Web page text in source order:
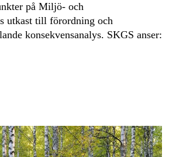
på Miljö- och
utkast till förordning och
konsekvensanalys. SKGS anser: